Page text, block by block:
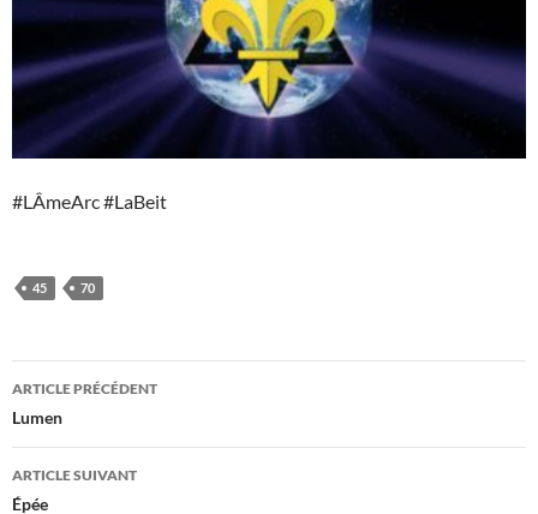
#LÂmeArc #LaBeit
45 70
Navigation
des
articles
ARTICLE PRÉCÉDENT
Lumen
ARTICLE SUIVANT
Épée